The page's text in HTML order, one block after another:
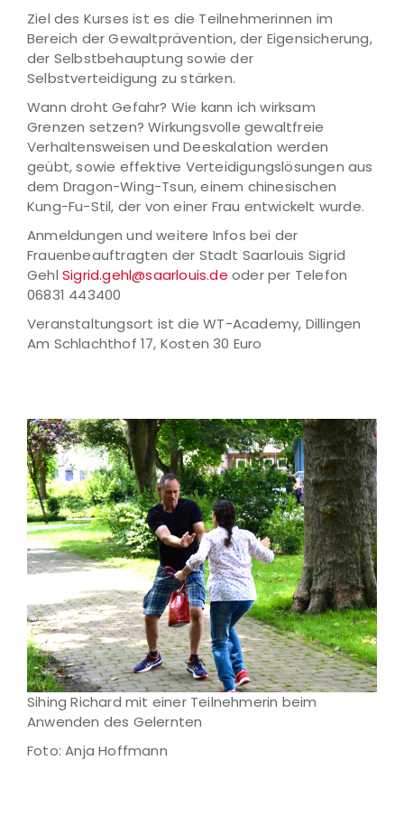
Ziel des Kurses ist es die Teilnehmerinnen im
Bereich der Gewaltprävention, der Eigensicherung,
der Selbstbehauptung sowie der
Selbstverteidigung zu stärken.
Wann droht Gefahr? Wie kann ich wirksam
Grenzen setzen? Wirkungsvolle gewaltfreie
Verhaltensweisen und Deeskalation werden
geübt, sowie effektive Verteidigungslösungen aus
dem Dragon-Wing-Tsun, einem chinesischen
Kung-Fu-Stil, der von einer Frau entwickelt wurde.
Anmeldungen und weitere Infos bei der
Frauenbeauftragten der Stadt Saarlouis Sigrid
Gehl Sigrid.gehl@saarlouis.de oder per Telefon
06831 443400
Veranstaltungsort ist die WT-Academy, Dillingen
Am Schlachthof 17, Kosten 30 Euro
Sihing Richard mit einer Teilnehmerin beim
Anwenden des Gelernten
Foto: Anja Hoffmann